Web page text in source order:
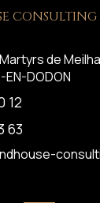
CONSULTING
de
EN-DODON
12
63